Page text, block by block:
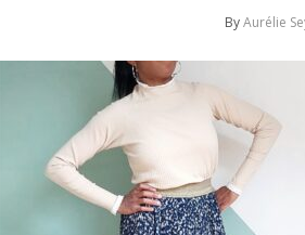
ByAurélie